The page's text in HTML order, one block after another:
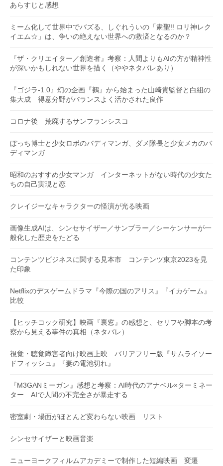
あらすじと感想
ミーム化して世界中でバズる、しぐれういの「粛聖!! ロリ神レク
イエム☆」は、争いの絶えない世界への救済となるのか？
『ザ・クリエイター／創造者』考察：人間よりもAIの方が精神性
が深いかもしれない世界を描く（ややネタバレあり）
『ゴジラ-1.0』幻の企画『鵺』から始まった山崎貴監督と白組の
集大成 得意分野がバランスよく活かされた良作
コロナ後 荒廃するサンフランシスコ
ぼっち博士と少女ロボのバディマンガ、ダメ隊長と少女メカのバ
ディマンガ
昭和のおすすめ少女マンガ インターネットがない時代の少女た
ちの自己実現と恋
クレイジーなキャラクターの怪演が光る映画
画像生成AIは、シンセサイザー／サンプラー／シーケンサーが一
般化した歴史をたどる
コンテンツビジネスに関する見本市 コンテンツ東京2023を見
た印象
Netflixのデスゲームドラマ『今際の国のアリス』『イカゲーム』
比較
【ヒッチコック研究】映画『裏窓』の感想と、セリフや脚本の考
察から見える事件の真相（ネタバレ）
視覚・聴覚障害者向け映画上映 バリアフリー版『サムライソー
ドフィッシュ』『妻の電池切れ』
『M3GANミーガン』感想と考察：AI時代のアナベル×ターミネー
ター AIで人間の不完全さが暴走する
密室劇・場面がほとんど変わらない映画 リスト
シンセサイザーと映画音楽
ニューヨークフィルムアカデミーで制作した短編映画 変遷